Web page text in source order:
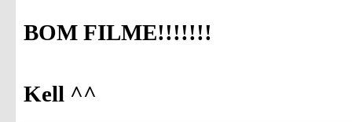
BOM FILME!!!!!!!
Kell ^^